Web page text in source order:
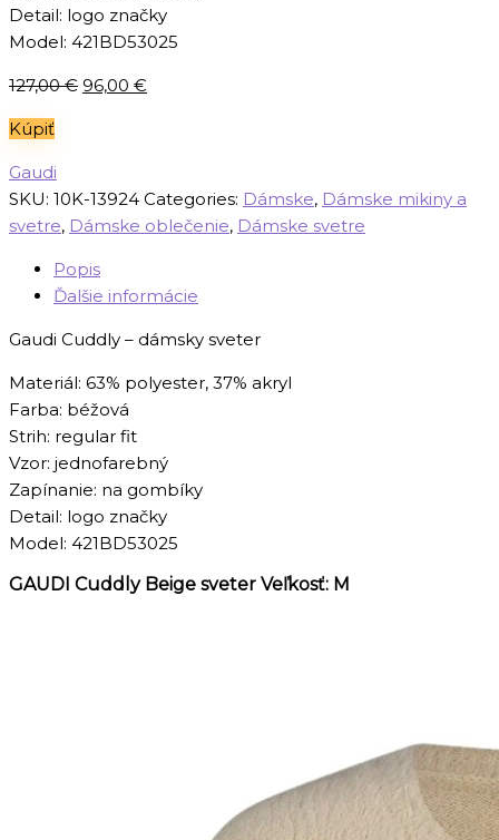
Detail: logo značky
Model: 421BD53025
127,00€ Pôvodná
96,00 €
Kúpiť
Gaudi
SKU: 10K-13924 Categories: Dámske, Dámske mikiny a
svetre, Dámske oblečenie, Dámske svetre
Popis
Ďalšie informácie
Gaudi Cuddly – dámsky sveter
Materiál: 63% polyester, 37% akryl
Farba: béžová
Strih: regular fit
Vzor: jednofarebný
Zapínanie: na gombíky
Detail: logo značky
Model: 421BD53025
GAUDI Cuddly Beige sveter Veľkosť: M